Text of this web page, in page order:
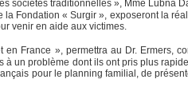
sociétés traditionnelles », Mme Lubna
Fondation « Surgir », exposeront la
venir en aide aux victimes.
France », permettra au Dr. Ermers,
un problème dont ils ont pris plus
pour le planning familial, de